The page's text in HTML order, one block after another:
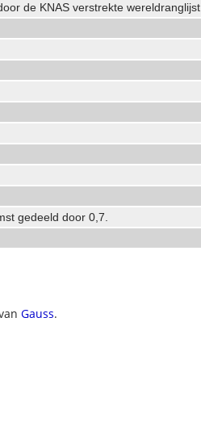
de KNAS verstrekte wereldranglijst.
gedeeld door 0,7.
Gauss.